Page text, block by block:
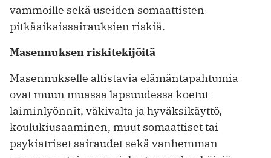
vammoille sekä useiden somaattisten
pitkäaikaissairauk­sien riskiä.
Masennuksen riskitekijöitä
Masennukselle altistavia elämäntapahtumia
ovat muun muassa lapsuudessa koetut
laiminlyönnit, väkivalta ja hyväksikäyttö,
koulukiusaaminen, muut somaattiset tai
psykiatriset sairaudet sekä vanhemman